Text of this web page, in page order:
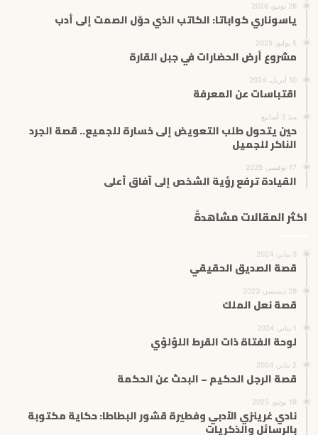
26 يونيو، 2026
ياسوناري كواباتا: الكاتب الذي حوّل الصمت إلى أدب
5 يوليو، 2025
مشروع أرض الحضارات في جبل القارة
10 أبريل، 2024
اقتباسات عن المعرفة
منذ 3 أسابيع
حين يتحول طلب التعويض إلى خسارة للجميع.. قصة الجرد
الناكر للجميل
17 نوفمبر، 2025
القيادة ترفع رؤية الشخص إلى آفاق أعلى
اكثر المقالات مشاهدةً
3 يناير، 2024
قصة الصديق الحقيقي
29 ديسمبر، 2023
قصة نعل الملك
1 يناير، 2024
لوحة الفتاة ذات القرط اللؤلؤي
2 يناير، 2024
قصة الرجل الحكيم – البحث عن الحكمة
19 يوليو، 2025
نادي غرينزي الأدبي وفطيرة قشور البطاطا: حكاية مكتوبة
بالرسائل والذكريات